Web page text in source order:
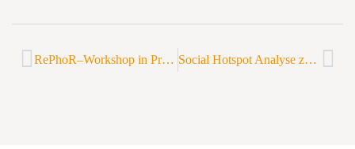
RePhoR–Workshop in Präsenz erfolgreich durchgeführt Social Hotspot Analyse zu Primär-P auf der S-LCA-Konferenz